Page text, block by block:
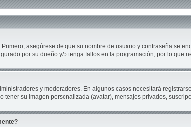
asegúrese de que su nombre de usuario y contraseña se
por su dueño y/o tenga fallos en la programación, por lo que
y moderadores. En algunos casos necesitará
tener su imagen personalizada (avatar), mensajes privados,